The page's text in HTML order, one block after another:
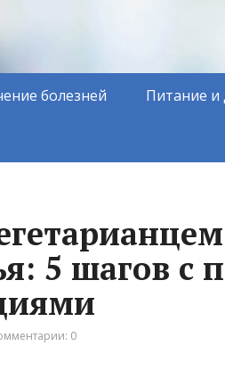
болезней Питание и
5 шагов с
0